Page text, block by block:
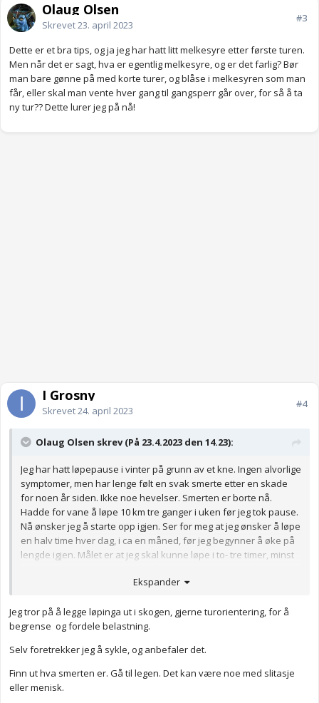
Olaug Olsen
Skrevet23. april 2023
#3
Dette er et bra tips, og ja jeg har hatt litt melkesyre etter første turen.
Men når det er sagt, hva er egentlig melkesyre, og er det farlig? Bør
man bare gønne på med korte turer, og blåse i melkesyren som man
får, eller skal man vente hver gang til gangsperr går over, for så å ta
ny tur?? Dette lurer jeg på nå!
I Grosny
Skrevet24. april 2023
#4
Olaug Olsen skrev (På 23.4.2023 den 14.23):
Jeg har hatt løpepause i vinter på grunn av et kne. Ingen alvorlige
symptomer, men har lenge følt en svak smerte etter en skade
for noen år siden. Ikke noe hevelser. Smerten er borte nå.
Hadde for vane å løpe 10 km tre ganger i uken før jeg tok pause.
Nå ønsker jeg å starte opp igjen. Ser for meg at jeg ønsker å løpe
en halv time hver dag, i ca en måned, før jeg begynner å øke på
lengde igjen. Målet er at jeg skal kunne løpe i to- tre timer, minst
ikke tenkt å gjøre noe som er skadelig.
I tillegg til dette skal jeg trene forebyggende styrke i bena, tre
ganger i uken, inne. Tenker å varme opp med hoppetau, og ta
enkle styrkeøvelser med tanke på skadeforebygging.
Fant på skadefri.no, som jeg tror jeg kan bruke:
https://www.skadefri.no/idretter/loping/skadefri-loping/
Ekspander
Jeg tror på å legge løpinga ut i skogen, gjerne turorientering, for å
begrense og fordele belastning.
Selv foretrekker jeg å sykle, og anbefaler det.
Finn ut hva smerten er. Gå til legen. Det kan være noe med slitasje
eller menisk.